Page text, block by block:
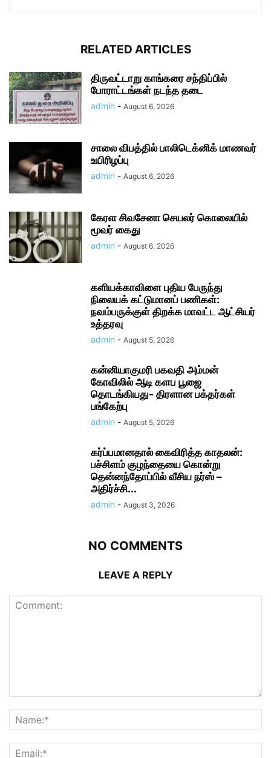
RELATED ARTICLES
திருவட்டாறு காங்கரை சந்திப்பில்
போராட்டங்கள் நடந்த தடை
admin - August 6, 2026
சாலை விபத்தில் பாலிடெக்னிக் மாணவர்
உயிரிழப்பு
admin - August 6, 2026
கேரள சிவசேனா செயலர் கொலையில்
மூவர் கைது
admin - August 6, 2026
களியக்காவிளை புதிய பேருந்து
நிலையக் கட்டுமானப் பணிகள்:
நவம்பருக்குள் திறக்க மாவட்ட ஆட்சியர்
உத்தரவு
admin - August 5, 2026
கன்னியாகுமரி பகவதி அம்மன்
கோவிலில் ஆடி களப பூஜை
தொடங்கியது- திரளான பக்தர்கள்
பங்கேற்பு
admin - August 5, 2026
கர்ப்பமானதால் கைவிரித்த காதலன்:
பச்சிளம் குழந்தையை கொன்று
தென்னந்தோப்பில் வீசிய நர்ஸ் –
அதிர்ச்சி...
admin - August 3, 2026
NO COMMENTS
LEAVE A REPLY